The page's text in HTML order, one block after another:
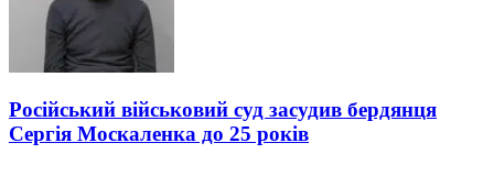
Російський військовий суд засудив бердянця
Сергія Москаленка до 25 років